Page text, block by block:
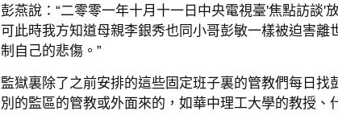
彭燕說：“二零零一年十月十一日中央電視臺'焦點訪談'
可此時我方知道母親李銀秀也同小哥彭敏一樣被迫害離
制自己的悲傷。”
監獄裏除了之前安排的這些固定班子裏的管教們每日找
別的監區的管教或外面來的，如華中理工大學的教授、